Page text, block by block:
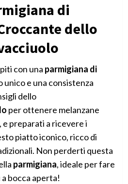
di
dello
con una parmigiana di
unico e una consistenza
dello
per ottenere melanzane
preparati a ricevere i
piatto iconico, ricco di
Non perderti questa
parmigiana, ideale per fare
bocca aperta!